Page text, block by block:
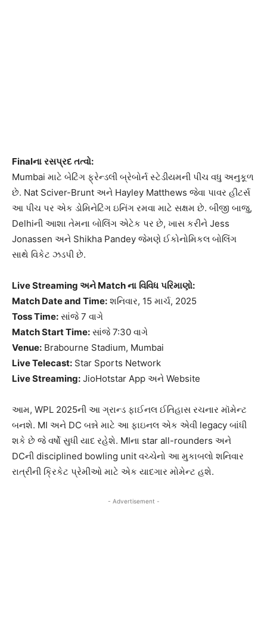
Finalના રસપ્રદ તત્વો:
Mumbai માટે બેટિંગ ફ્રેન્ડલી બ્રેબોર્ન સ્ટેડીયમની પીચ વધુ અનુકૂળ
છે. Nat Sciver-Brunt અને Hayley Matthews જેવા પાવર હીટર્સ
આ પીચ પર એક ડોમિનેટિંગ ઇનિંગ રમવા માટે સક્ષમ છે. બીજી બાજુ,
Delhiની આશા તેમના બોલિંગ એટેક પર છે, ખાસ કરીને Jess
Jonassen અને Shikha Pandey જેમણે ઈકોનોમિકલ બોલિંગ
સાથે વિકેટ ઝડપી છે.
Live Streaming અનેMatchના વિવિધ પરિમાણો:
Match Date and Time: શનિવાર, 15 માર્ચ, 2025
Toss Time: સાંજે 7 વાગે
Match Start Time: સાંજે 7:30 વાગે
Venue: Brabourne Stadium, Mumbai
Live Telecast: Star Sports Network
Live Streaming: JioHotstar App અને Website
આમ, WPL 2025ની આ ગ્રાન્ડ ફાઈનલ ઈતિહાસ રચનાર મૉમેન્ટ
બનશે. MI અને DC બન્ને માટે આ ફાઇનલ એક એવી legacy બાંધી
શકે છે જે વર્ષો સુધી યાદ રહેશે. MIના star all-rounders અને
DCની disciplined bowling unit વચ્ચેનો આ મુકાબલો શનિવાર
રાત્રીની ક્રિકેટ પ્રેમીઓ માટે એક યાદગાર મોમેન્ટ હશે.
- Advertisement -